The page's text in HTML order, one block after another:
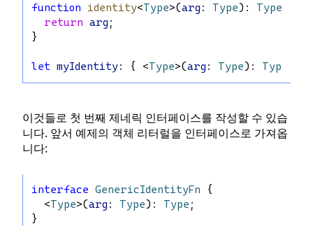
function identity<Type>(arg : Type): Type
return arg ;
}
let myIdentity: { <Type>(arg : Type): Type
이것들로 첫 번째 제네릭 인터페이스를 작성할 수 있습
니다. 앞서 예제의 객체 리터럴을 인터페이스로 가져옵
니다:
interface GenericIdentityFn {
  <
Type>(arg : Type): Type ;
}